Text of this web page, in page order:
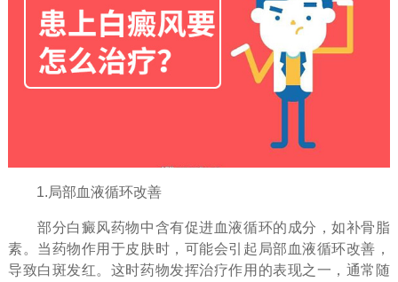
1.局部血液循环改善
部分白癜风药物中含有促进血液循环的成分，如补骨脂
素。当药物作用于皮肤时，可能会引起局部血液循环改善，
导致白斑发红。这时药物发挥治疗作用的表现之一，通常随